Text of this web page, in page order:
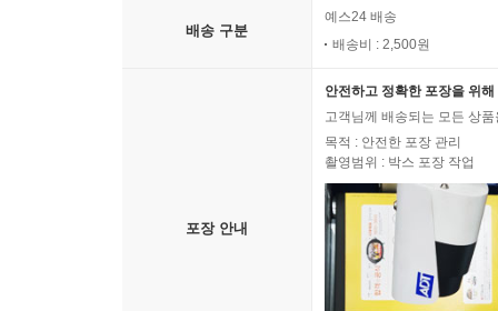
배송 구분
예스24 배송
배송비 : 2,500원
포장 안내
안전하고 정확한 포장을 위
고객님께 배송되는 모든 상
목적 : 안전한 포장 관리
촬영범위 : 박스 포장 작업